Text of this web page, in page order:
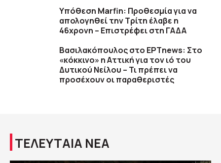
Υπόθεση Marfin: Προθεσμία για να
απολογηθεί την Τρίτη έλαβε η
46χρονη – Επιστρέφει στη ΓΑΔΑ
Βασιλακόπουλος στο ΕΡΤnews: Στο
«κόκκινο» η Αττική για τον ιό του
Δυτικού Νείλου – Τι πρέπει να
προσέχουν οι παραθεριστές
ΤΕΛΕΥΤΑΙΑ ΝΕΑ